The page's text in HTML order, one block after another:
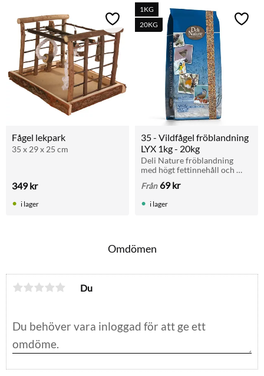
Fågel lekpark
35 x 29 x 25 cm
349kr
Lägg till i favoriter
i lager
35 - Vildfågel fröblandning
LYX 1kg - 20kg
Deli Nature fröblandning
med högt fettinnehåll och
fåglarna extra energi året
fågelbordet.
Från 69kr
1KG
20KG
Lägg
i lager
Omdömen
Du